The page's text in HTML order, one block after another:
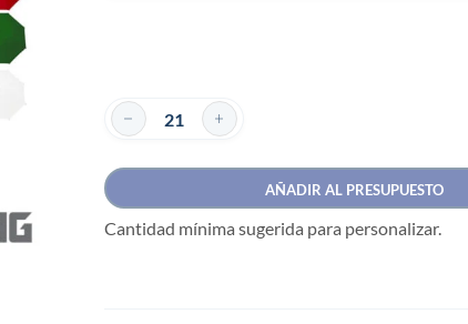
AÑADIR AL PRESUPUESTO
Cantidad mínima sugerida para personalizar.